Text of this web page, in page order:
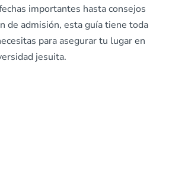
importantes hasta consejos
de admisión, esta guía tiene toda
para asegurar tu lugar en
jesuita.